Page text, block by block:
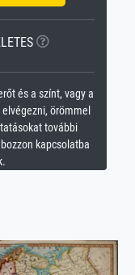
és a színt, vagy a
örömmel
további
kapcsolatba